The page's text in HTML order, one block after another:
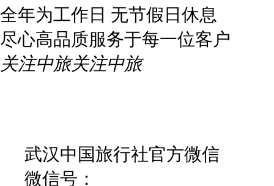
全年为工作日 无节假日休息
尽心高品质服务于每一位客户
关注中旅关注中旅
武汉中国旅行社官方微信
微信号：